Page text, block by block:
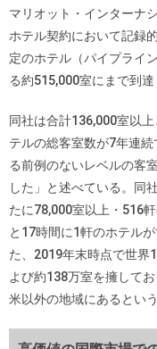
マリオット・インターナ
ホテル契約において記録
定のホテル（パイプライ
る約515,000室にまで到達
同社は合計136,000室以
テルの総客室数が7年連
る前例のないレベルの客
した」と述べている。同
たに78,000室以上・516
と17時間に1軒のホテル
た、2019年末時点で世界
よび約138万室を擁して
米以外の地域にあるという